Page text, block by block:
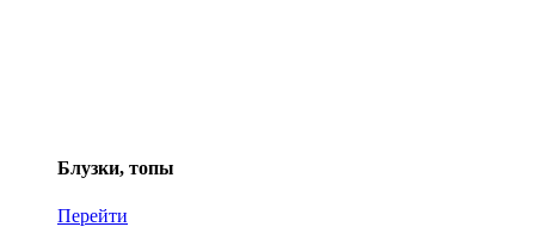
Блузки, топы
Перейти